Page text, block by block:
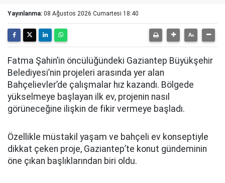
Yayınlanma: 08 Ağustos 2026 Cumartesi 18:40
Fatma Şahin’in öncülüğündeki Gaziantep Büyükşehir
Belediyesi’nin projeleri arasında yer alan
Bahçelievler’de çalışmalar hız kazandı. Bölgede
yükselmeye başlayan ilk ev, projenin nasıl
görüneceğine ilişkin de fikir vermeye başladı.
Özellikle müstakil yaşam ve bahçeli ev konseptiyle
dikkat çeken proje, Gaziantep’te konut gündeminin
öne çıkan başlıklarından biri oldu.